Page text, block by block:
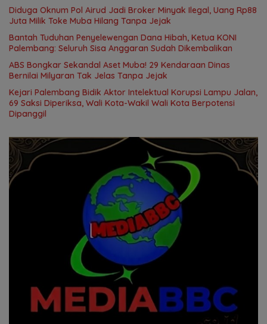
Diduga Oknum Pol Airud Jadi Broker Minyak Ilegal, Uang Rp88
Juta Milik Toke Muba Hilang Tanpa Jejak
Bantah Tuduhan Penyelewengan Dana Hibah, Ketua KONI
Palembang: Seluruh Sisa Anggaran Sudah Dikembalikan
ABS Bongkar Sekandal Aset Muba! 29 Kendaraan Dinas
Bernilai Milyaran Tak Jelas Tanpa Jejak
Kejari Palembang Bidik Aktor Intelektual Korupsi Lampu Jalan,
69 Saksi Diperiksa, Wali Kota-Wakil Wali Kota Berpotensi
Dipanggil